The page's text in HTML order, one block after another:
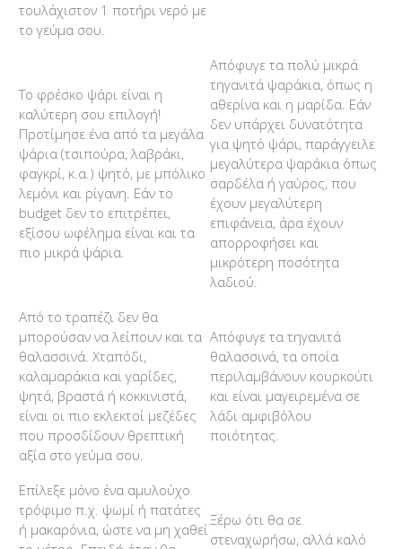
τουλάχιστον 1 ποτήρι νερό με
το γεύμα σου.
Το φρέσκο ψάρι είναι η
καλύτερη σου επιλογή!
Προτίμησε ένα από τα μεγάλα
ψάρια (τσιπούρα, λαβράκι,
φαγκρί, κ.α.) ψητό, με μπόλικο
λεμόνι και ρίγανη. Εάν το
budget δεν το επιτρέπει,
εξίσου ωφέλημα είναι και τα
πιο μικρά ψάρια.
Απόφυγε τα πολύ μικρά
τηγανιτά ψαράκια, όπως η
αθερίνα και η μαρίδα. Εάν
δεν υπάρχει δυνατότητα
για ψητό ψάρι, παράγγειλε
μεγαλύτερα ψαράκια όπως
σαρδέλα ή γαύρος, που
έχουν μεγαλύτερη
επιφάνεια, άρα έχουν
απορροφήσει και
μικρότερη ποσότητα
λαδιού.
Από το τραπέζι δεν θα
μπορούσαν να λείπουν και τα
θαλασσινά. Χταπόδι,
καλαμαράκια και γαρίδες,
ψητά, βραστά ή κοκκινιστά,
είναι οι πιο εκλεκτοί μεζέδες
που προσδίδουν θρεπτική
αξία στο γεύμα σου.
Απόφυγε τα τηγανιτά
θαλασσινά, τα οποία
περιλαμβάνουν κουρκούτι
και είναι μαγειρεμένα σε
λάδι αμφιβόλου
ποιότητας.
Επίλεξε μόνο ένα αμυλούχο
τρόφιμο π.χ. ψωμί ή πατάτες
ή μακαρόνια, ώστε να μη χαθεί
Ξέρω ότι θα σε
στεναχωρήσω, αλλά καλό